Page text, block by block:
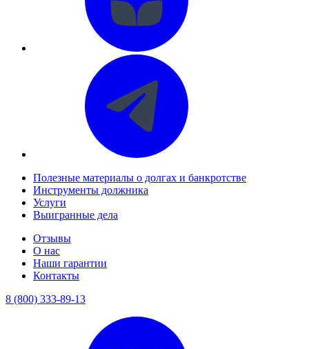
Полезные материалы о долгах и банкротстве
Инструменты должника
Услуги
Выигранные дела
Отзывы
О нас
Наши гарантии
Контакты
8 (800) 333-89-13